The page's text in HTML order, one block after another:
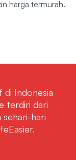
harga termurah.
di Indonesia
terdiri dari
hari